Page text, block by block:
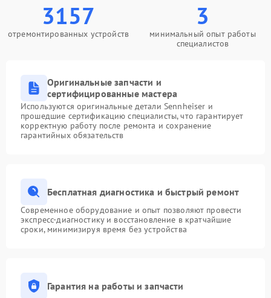
3157
отремонтированных устройств
3
минимальный опыт работы
специалистов
Оригинальные запчасти и
сертифицированные мастера
Используются оригинальные детали Sennheiser и
прошедшие сертификацию специалисты, что гарантирует
корректную работу после ремонта и сохранение
гарантийных обязательств
Бесплатная диагностика и быстрый ремонт
Современное оборудование и опыт позволяют провести
экспресс-диагностику и восстановление в кратчайшие
сроки, минимизируя время без устройства
Гарантия на работы и запчасти